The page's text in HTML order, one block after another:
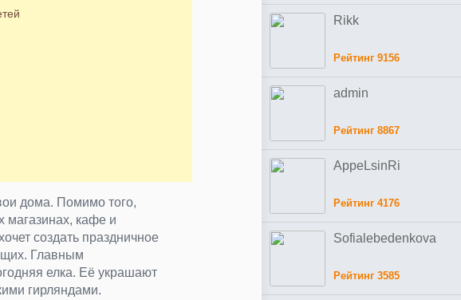
дома. Помимо того,
магазинах, кафе и
создать праздничное
Главным
елка. Её украшают
гирляндами.
Rikk
Рейтинг 9156
admin
Рейтинг 8867
AppeLsinRi
Рейтинг 4176
Sofialebedenkova
Рейтинг 3585